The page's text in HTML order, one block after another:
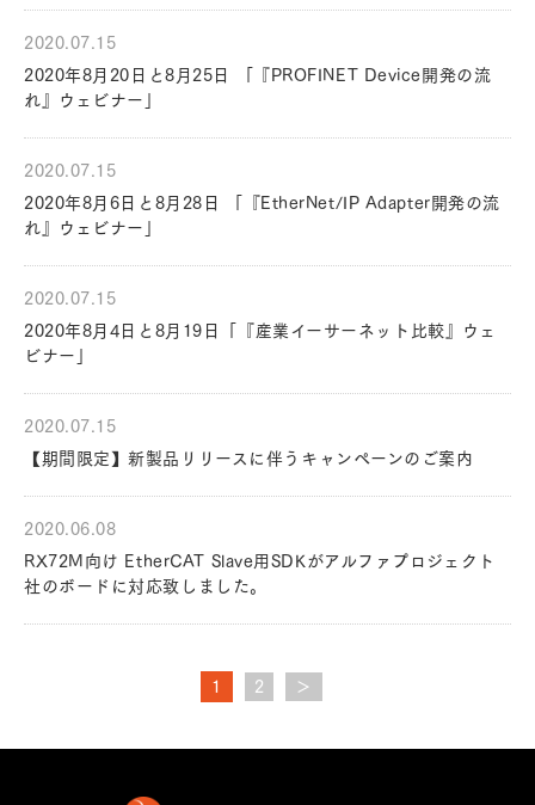
2020.07.15
2020年8月20日と8月25日 「『PROFINET Device開発の流
れ』ウェビナー」
2020.07.15
2020年8月6日と8月28日 「『EtherNet/IP Adapter開発の流
れ』ウェビナー」
2020.07.15
2020年8月4日と8月19日「『産業イーサーネット比較』ウェ
ビナー」
2020.07.15
【期間限定】新製品リリースに伴うキャンペーンのご案内
2020.06.08
RX72M向け EtherCAT Slave用SDKがアルファプロジェクト
社のボードに対応致しました。
1 2 ＞